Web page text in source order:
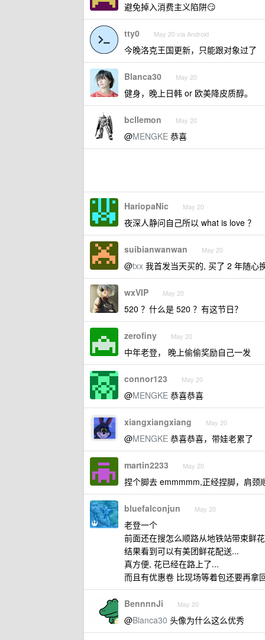
避免掉入消费主义陷阱😏
tty0 May 20 via Android
今晚洛克王国更新，只能跟对象过了
Blanca30 May 20
健身，晚上日韩 or 欧美降皮质醇。
bcllemon May 20
@MENGKE 恭喜
HariopaNic May 20
夜深人静问自己所以 what is love ？
suibianwanwan May 20
@txx 我首发当天买的, 买了 2 年随心
wxVIP May 20
520 ？什么是 520 ？有这节日？
zerofiny May 20
中年老登， 晚上偷偷奖励自己一发
connor123 May 20
@MENGKE 恭喜恭喜
xiangxiangxiang May 20
@MENGKE 恭喜恭喜，带娃老累了
martin2233 May 20
捏个脚去 emmmmm,正经捏脚，肩颈
bluefalconjun May 20
老登一个
前面还在搜怎么顺路从地铁站带束鲜
结果看到可以有美团鲜花配送...
真方便, 花已经在路上了...
而且有优惠卷 比现场等着包还要再拿
BennnnJi May 20
@Blanca30 头像为什么这么优秀